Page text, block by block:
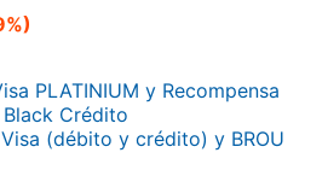
PLATINIUM y Recompensa
Crédito
(débito y crédito) y BROU